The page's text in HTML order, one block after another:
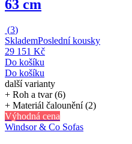
63 cm
(3)
SklademPoslední kousky
29 151 Kč
Do košíku
Do košíku
další varianty
+ Roh a tvar (6)
+ Materiál čalounění (2)
Výhodná cena
Windsor & Co Sofas